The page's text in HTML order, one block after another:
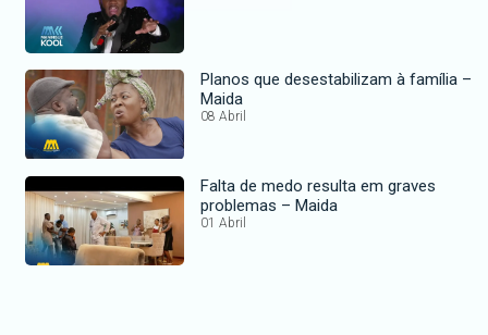
Planos que desestabilizam à família –
Maida
08 Abril
Falta de medo resulta em graves
problemas – Maida
01 Abril